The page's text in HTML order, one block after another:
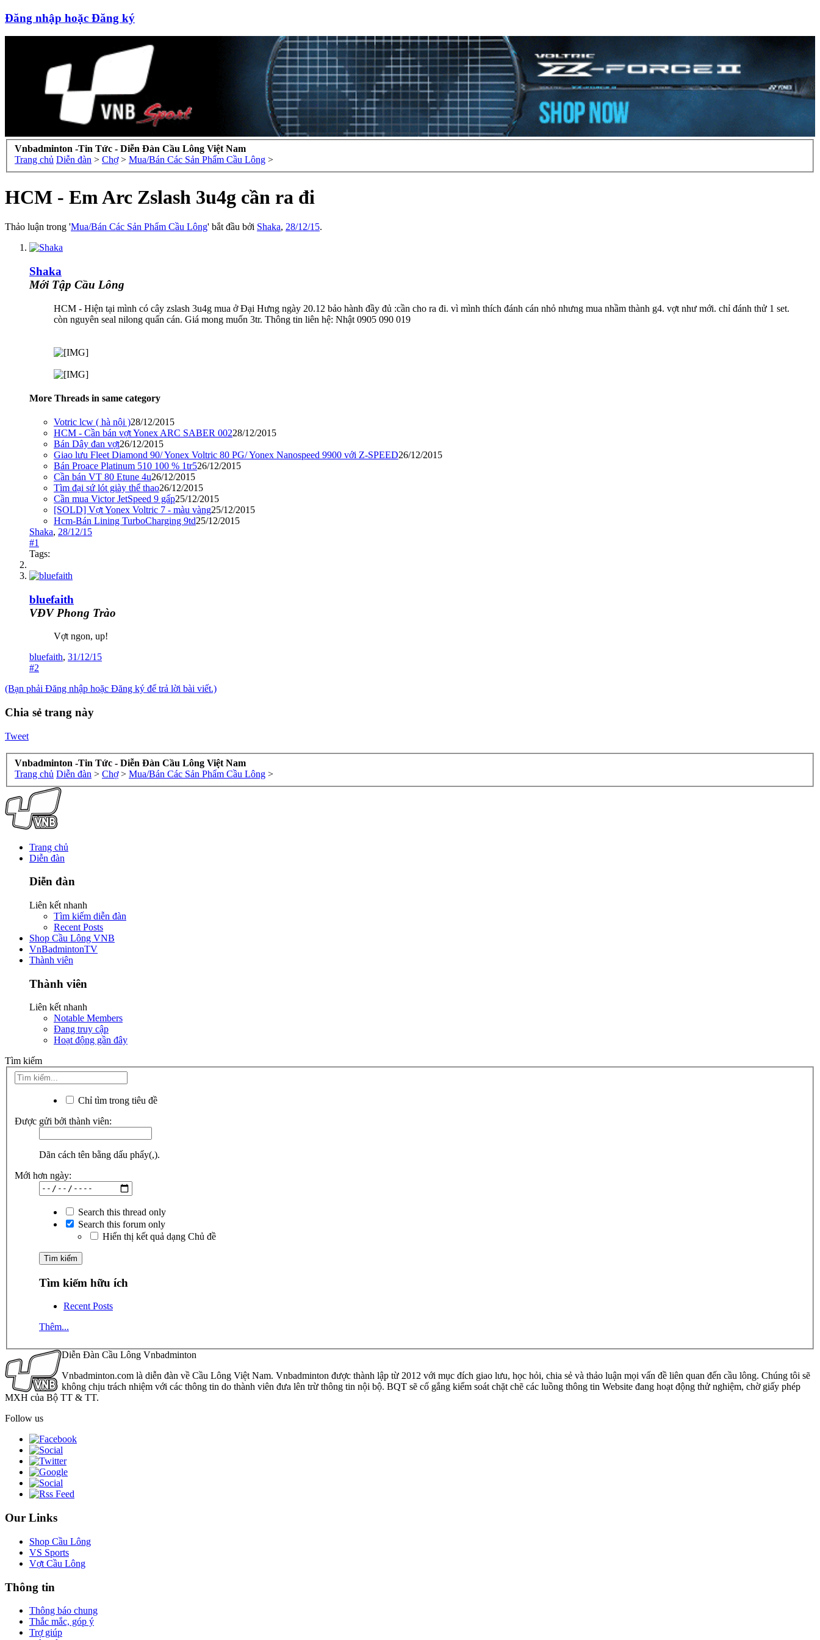
Đăng nhập hoặc Đăng ký
Vnbadminton -Tin Tức - Diễn Đàn Cầu Lông Việt Nam
Trang chủ Diễn đàn > Chợ > Mua/Bán Các Sản Phẩm Cầu Lông >
HCM - Em Arc Zslash 3u4g cần ra đi
Thảo luận trong 'Mua/Bán Các Sản Phẩm Cầu Lông' bắt đầu bởi Shaka, 28/12/15.
Shaka
Mới Tập Cầu Lông
HCM - Hiện tại mình có cây zslash 3u4g mua ở Đại Hưng ngày 20.12 bảo hành đầy đủ :cần cho ra đi. vì mình thích đánh cán nhỏ nhưng mua nhầm thành g4. vợt như mới. chỉ đánh thử 1 set.
còn nguyên seal nilong quấn cán. Giá mong muốn 3tr. Thông tin liên hệ: Nhật 0905 090 019
More Threads in same category
Votric lcw ( hà nội )28/12/2015
HCM - Cần bán vợt Yonex ARC SABER 00228/12/2015
Bán Dây đan vợt26/12/2015
Giao lưu Fleet Diamond 90/ Yonex Voltric 80 PG/ Yonex Nanospeed 9900 với Z-SPEED26/12/2015
Bán Proace Platinum 510 100 % 1tr526/12/2015
Cần bán VT 80 Etune 4u26/12/2015
Tìm đại sứ lót giày thể thao26/12/2015
Cần mua Victor JetSpeed 9 gấp25/12/2015
[SOLD] Vợt Yonex Voltric 7 - màu vàng25/12/2015
Hcm-Bán Lining TurboCharging 9td25/12/2015
Shaka, 28/12/15
#1
Tags:
bluefaith
VĐV Phong Trào
Vợt ngon, up!
bluefaith, 31/12/15
#2
(Bạn phải Đăng nhập hoặc Đăng ký để trả lời bài viết.)
Chia sẻ trang này
Tweet
Vnbadminton -Tin Tức - Diễn Đàn Cầu Lông Việt Nam
Trang chủ Diễn đàn > Chợ > Mua/Bán Các Sản Phẩm Cầu Lông >
Trang chủ
Diễn đàn
Diễn đàn
Liên kết nhanh
Tìm kiếm diễn đàn
Recent Posts
Shop Cầu Lông VNB
VnBadmintonTV
Thành viên
Thành viên
Liên kết nhanh
Notable Members
Đang truy cập
Hoạt động gần đây
Tìm kiếm
Chỉ tìm trong tiêu đề
Được gửi bởi thành viên:
Dãn cách tên bằng dấu phẩy(,).
Mới hơn ngày:
Search this thread only
Search this forum only
Hiển thị kết quả dạng Chủ đề
Tìm kiếm hữu ích
Recent Posts
Thêm...
Diễn Đàn Cầu Lông Vnbadminton
Vnbadminton.com là diễn đàn về Cầu Lông Việt Nam. Vnbadminton được thành lập từ 2012 với mục đích giao lưu, học hỏi, chia sẻ và thảo luận mọi vấn đề liên quan đến cầu lông. Chúng tôi sẽ
không chịu trách nhiệm với các thông tin do thành viên đưa lên trừ thông tin nội bộ. BQT sẽ cố gắng kiểm soát chặt chẽ các luồng thông tin Website đang hoạt động thử nghiệm, chờ giấy phép
MXH của Bộ TT & TT.
Follow us
Our Links
Shop Cầu Lông
VS Sports
Vợt Cầu Lông
Thông tin
Thông báo chung
Thắc mắc, góp ý
Trợ giúp